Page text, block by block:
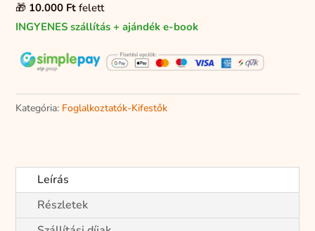
🎁 10.000 Ft felett
INGYENES szállítás + ajándék e-book
Kategória: Foglalkoztatók-Kifestők
Leírás
Részletek